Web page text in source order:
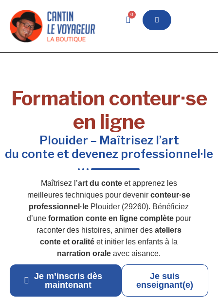
0
Formation conteur·se
en ligne
Plouider – Maîtrisez l’art
du conte et devenez professionnel·le
Maîtrisez l’art du conteet apprenez les
meilleures techniques pour devenirconteur·se
professionnel·le Plouider (29260). Bénéficiez
d’une formation conte en ligne complètepour
raconter des histoires, animer des ateliers
conte et oralité et initier les enfants à la
narration orale avec aisance.
Je m’inscris dès
maintenant
Je suis
enseignant(e)